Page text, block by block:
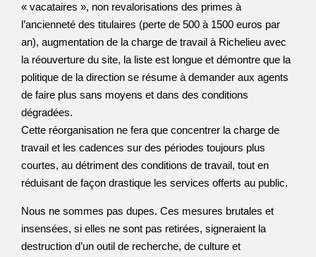
« vacataires », non revalorisations des primes à
l’ancienneté des titulaires (perte de 500 à 1500 euros par
an), augmentation de la charge de travail à Richelieu avec
la réouverture du site, la liste est longue et démontre que la
politique de la direction se résume à demander aux agents
de faire plus sans moyens et dans des conditions
dégradées.
Cette réorganisation ne fera que concentrer la charge de
travail et les cadences sur des périodes toujours plus
courtes, au détriment des conditions de travail, tout en
réduisant de façon drastique les services offerts au public.
Nous ne sommes pas dupes. Ces mesures brutales et
insensées, si elles ne sont pas retirées, signeraient la
destruction d’un outil de recherche, de culture et